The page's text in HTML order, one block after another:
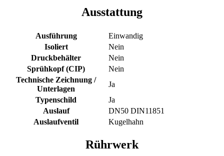
Ausstattung
Ausführung
Einwandig
Isoliert
Nein
Druckbehälter
Nein
Sprühkopf (CIP)
Nein
Technische Zeichnung /
Unterlagen
Ja
Typenschild
Ja
Auslauf
DN50 DIN11851
Auslaufventil
Kugelhahn
Rührwerk